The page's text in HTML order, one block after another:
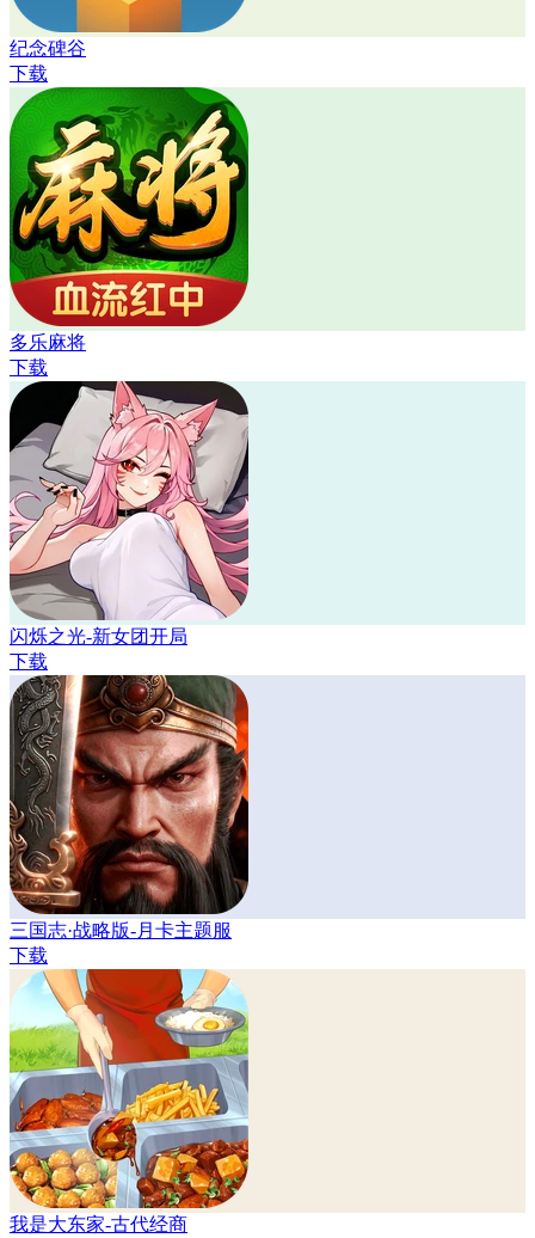
纪念碑谷
下载
多乐麻将
下载
闪烁之光-新女团开局
下载
三国志·战略版-月卡主题服
下载
我是大东家-古代经商